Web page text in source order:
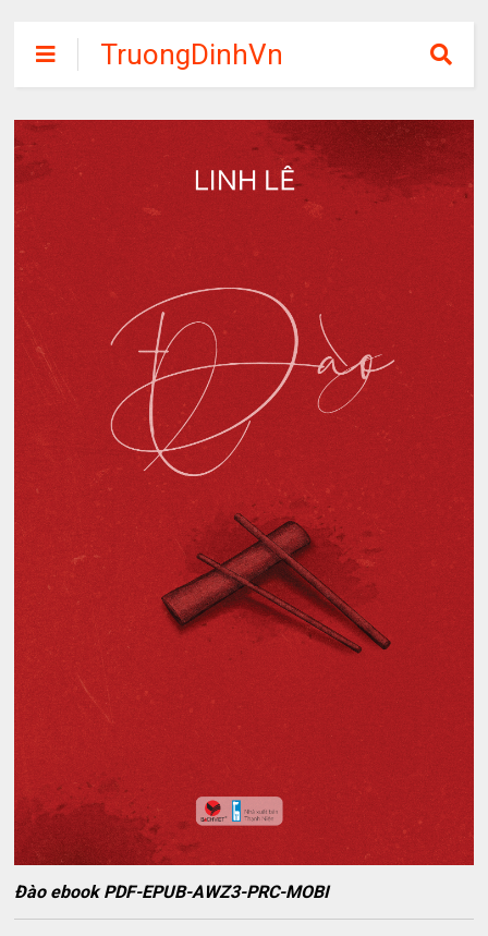
TruongDinhVn
Chia sẽ ebook,
các khóa học,
phần mềm học
tập miễn phí
Đào ebook PDF-EPUB-AWZ3-PRC-MOBI